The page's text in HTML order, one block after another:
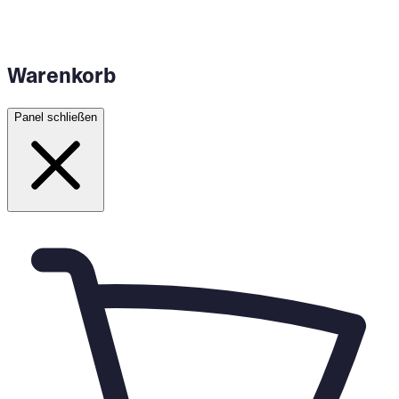
Warenkorb
Panel schließen